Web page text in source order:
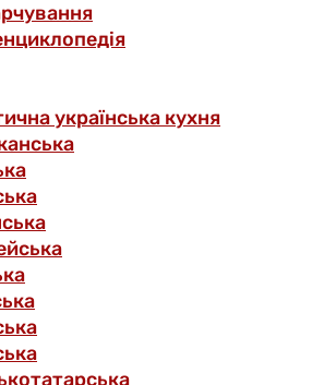
українська кухня